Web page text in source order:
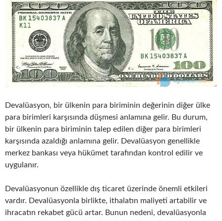
Devalüasyon, bir ülkenin para biriminin değerinin diğer ülke
para birimleri karşısında düşmesi anlamına gelir. Bu durum,
bir ülkenin para biriminin talep edilen diğer para birimleri
karşısında azaldığı anlamına gelir. Devalüasyon genellikle
merkez bankası veya hükümet tarafından kontrol edilir ve
uygulanır.
Devalüasyonun özellikle dış ticaret üzerinde önemli etkileri
vardır. Devalüasyonla birlikte, ithalatın maliyeti artabilir ve
ihracatın rekabet gücü artar. Bunun nedeni, devalüasyonla